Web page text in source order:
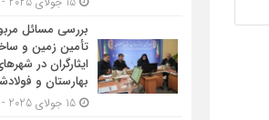
بررسی مسائل
تأمین زمین و
ایثارگران در
بهارستان و